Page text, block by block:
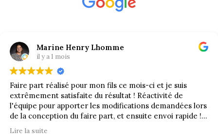
Marine Henry Lhomme
il y a 1 mois
Faire part réalisé pour mon fils ce mois-ci et je suis
extrêmement satisfaite du résultat ! Réactivité de
l'équipe pour apporter les modifications demandées lors
de la conception du faire part, et ensuite envoi rapide !
Merci !
Lire la suite